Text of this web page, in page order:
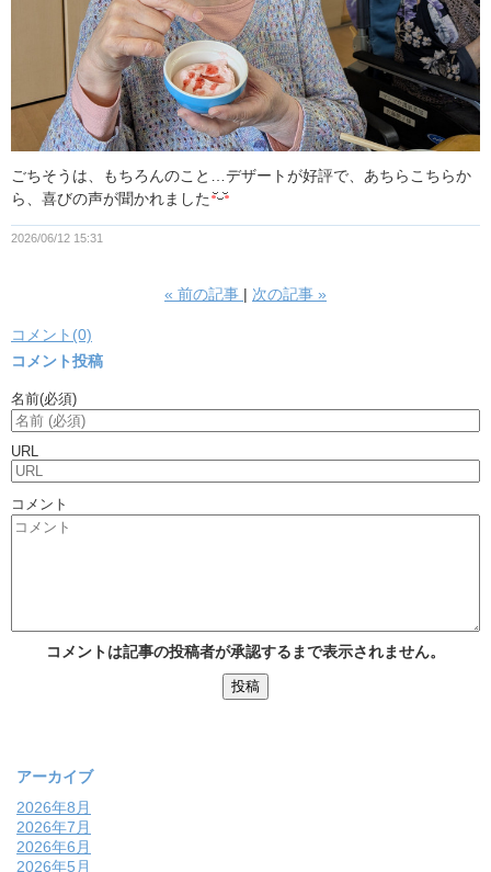
ごちそうは、もちろんのこと…デザートが好評で、あちらこちらか
ら、喜びの声が聞かれました
2026/06/12 15:31
« 前の記事 次の記事 »
コメント(0)
コメント投稿
名前(必須)
URL
コメント
コメントは記事の投稿者が承認するまで表示されません。
アーカイブ
2026年8月
2026年7月
2026年6月
2026年5月